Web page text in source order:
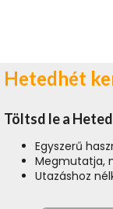
Hetedhét
Töltsd le a
Egyszerű
Megmutatja,
Utazáshoz